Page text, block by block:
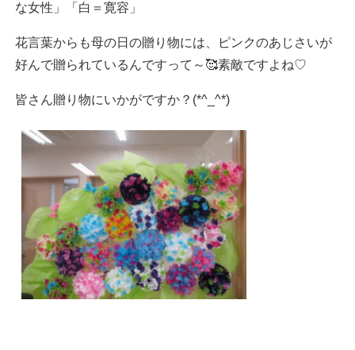
な女性」「白＝寛容」
花言葉からも母の日の贈り物には、ピンクのあじさいが
好んで贈られているんですって～🥰素敵ですよね♡
皆さん贈り物にいかがですか？(*^_^*)